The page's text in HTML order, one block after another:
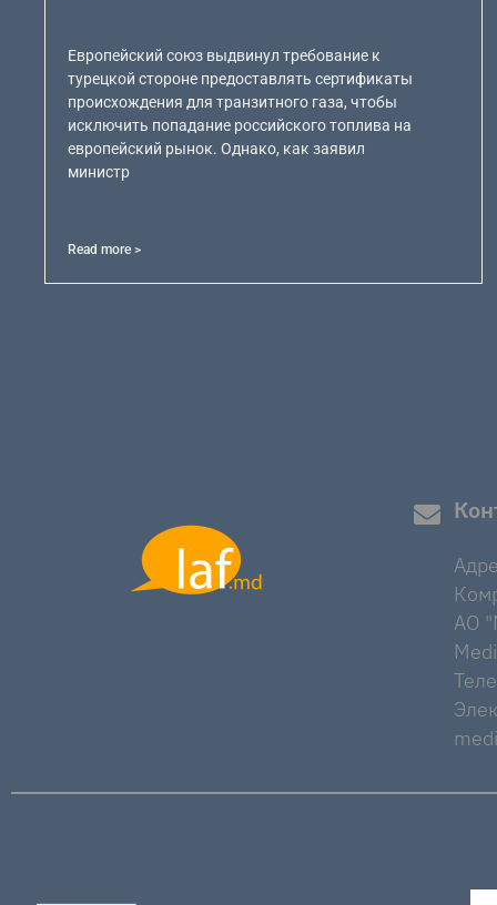
Европейский союз выдвинул требование к
турецкой стороне предоставлять сертификаты
происхождения для транзитного газа, чтобы
исключить попадание российского топлива на
европейский рынок. Однако, как заявил
министр
Read more >
AO